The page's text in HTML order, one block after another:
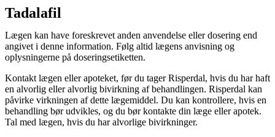
Tadalafil
Lægen kan have foreskrevet anden anvendelse eller dosering end
angivet i denne information. Følg altid lægens anvisning og
oplysningerne på doseringsetiketten.
Kontakt lægen eller apoteket, før du tager Risperdal, hvis du har haft
en alvorlig eller alvorlig bivirkning af behandlingen. Risperdal kan
påvirke virkningen af dette lægemiddel. Du kan kontrollere, hvis en
behandling bør udvikles, og du bør kontakte din læge eller apotek.
Tal med lægen, hvis du har alvorlige bivirkninger.